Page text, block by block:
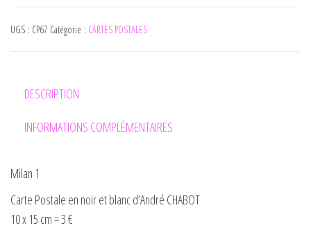
UGS : CP67 Catégorie : CARTES POSTALES
DESCRIPTION
INFORMATIONS COMPLÉMENTAIRES
Milan 1
Carte Postale en noir et blanc d’André CHABOT
10 x 15 cm = 3 €